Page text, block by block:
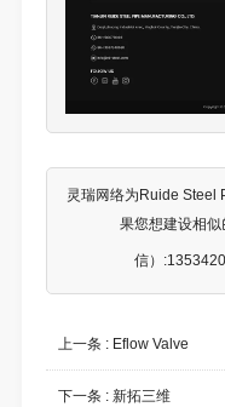
灵瑞网络为Ruide Steel
果您想建设相
信）
上一条 : Eflow Valve
下一条 :新拓三维